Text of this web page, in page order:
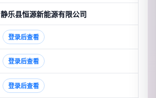
静乐县恒源新能源有限公司
登录后查看
登录后查看
登录后查看